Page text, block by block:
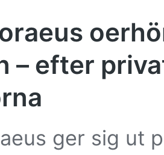
– efter
ger sig ut